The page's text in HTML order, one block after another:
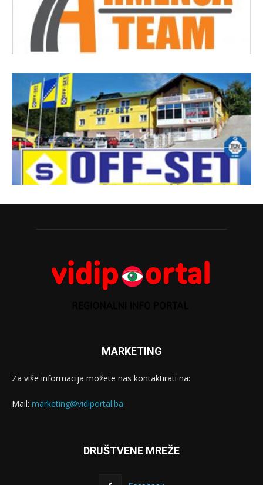
MARKETING
Za više informacija možete nas kontaktirati na:
Mail: marketing@vidiportal.ba
DRUŠTVENE MREŽE